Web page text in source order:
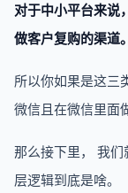
对于中小平台来说
做客户复购的渠道。
所以你如果是这三
微信且在微信里面
那么接下里， 我
层逻辑到底是啥。